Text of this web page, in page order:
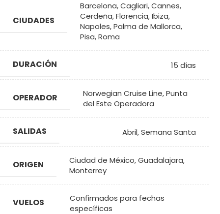
CIUDADES
Barcelona,Cagliari,Cannes,
Cerdeña,Florencia,Ibiza,
Napoles,Palma de Mallorca,
Pisa,Roma
DURACIÓN 15 días
OPERADOR Norwegian Cruise Line,Punta
del Este Operadora
SALIDAS Abril,Semana Santa
ORIGEN Ciudad de México,Guadalajara,
Monterrey
VUELOS
Confirmados para fechas
específicas